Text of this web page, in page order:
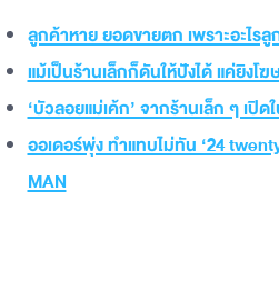
ลูกค้าหาย ยอดขายตก เพราะอะไร
แม้เป็นร้านเล็กก็ดันให้ปังได้ แค่ยิงโ
‘บัวลอยแม่เค้ก’ จากร้านเล็ก ๆ เ
ออเดอร์พุ่ง ทำแทบไม่ทัน ‘24
MAN